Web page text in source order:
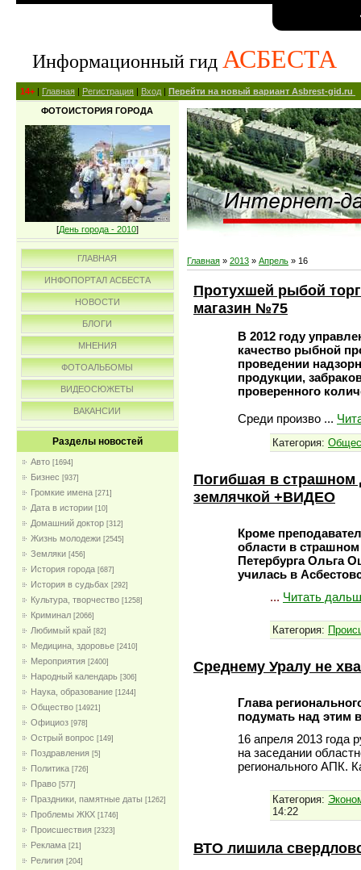
Информационный гид АСБЕСТА
14+ | Главная | Регистрация | Вход | Перейти на новый вариант Asbrest-gid.ru
ФОТОИСТОРИЯ ГОРОДА
[День города - 2010]
ГЛАВНАЯ
ИНФОПОРТАЛ АСБЕСТА
НОВОСТИ
БЛОГИ
МНЕНИЯ
ФОТОАЛЬБОМЫ
ВИДЕОСЮЖЕТЫ
ВАКАНСИИ
Разделы новостей
Авто [1694]
Бизнес [937]
Громкие имена [271]
Дата в истории [10]
Домашний доктор [312]
Жизнь молодежи [2545]
Земляки [456]
История города [687]
История в судьбах [292]
Культура, творчество [1258]
Криминал [2066]
Любимый край [82]
Медицина, здоровье [2410]
Мероприятия [2400]
Народный календарь [306]
Наука, образование [1244]
Общество [14921]
Официоз [978]
Острый вопрос [149]
Поздравления [5]
Политика [726]
Право [577]
Праздники, памятные даты [1262]
Проблемы ЖКХ [1746]
Проиcшествия [2323]
Реклама [21]
Религия [204]
Главная » 2013 » Апрель » 16
Протухшей рыбой
магазин №75
В 2012 году
качество рыбной
проведении
продукции,
проверенного
Среди произво ...
Категория:
Погибшая в страшном
землячкой +ВИДЕО
Кроме
области в
Петербурга Ольга
училась в
... Читать
Категория:
Среднему Уралу не
Глава
подумать над этим
16 апреля 2013 года
на заседании
регионального АПК.
Категория:
14:22
ВТО лишила